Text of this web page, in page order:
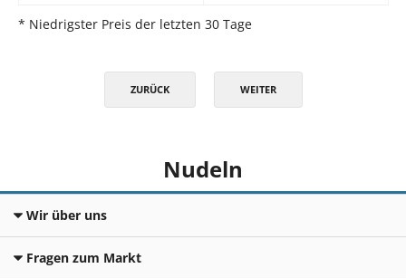
* Niedrigster Preis der letzten 30 Tage
ZURÜCK WEITER
Nudeln
Wir über uns
Fragen zum Markt